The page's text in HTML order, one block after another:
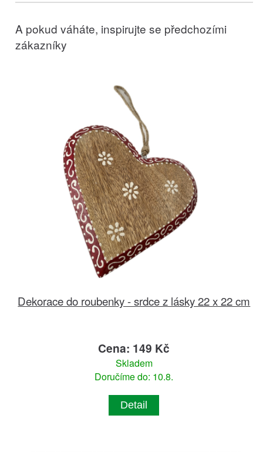
A pokud váháte, inspirujte se předchozími
zákazníky
Dekorace do roubenky - srdce z lásky 22 x 22 cm
Cena: 149 Kč
Skladem
Doručíme do: 10.8.
Detail